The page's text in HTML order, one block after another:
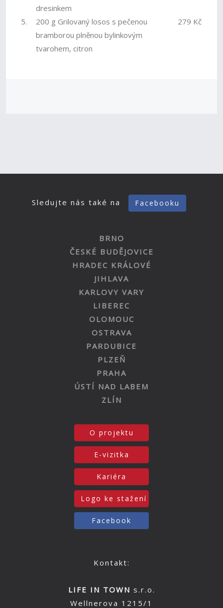
dresinkem
5.
200 g Grilovaný losos s pečenou
bramborou plněnou bylinkovým
tvarohem, citron
279 Kč
Sledujte nás také na Facebooku
BRNO
ČESKÉ BUDĚJOVICE
HRADEC KRÁLOVÉ
JIHLAVA
KARLOVY VARY
LIBEREC
OLOMOUC
OSTRAVA
PARDUBICE
PLZEŇ
PRAHA
ÚSTÍ NAD LABEM
ZLÍN
O projektu
E-vizitka
Kariéra
Logo ke stažení
Facebook
Kontakt:
LIFE IN TOWN s.r.o.
Wellnerova 1215/1